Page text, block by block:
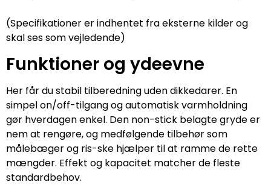
(Specifikationer er indhentet fra eksterne kilder og
skal ses som vejledende)
Funktioner og ydeevne
Her får du stabil tilberedning uden dikkedarer. En
simpel on/off-tilgang og automatisk varmholdning
gør hverdagen enkel. Den non-stick belagte gryde er
nem at rengøre, og medfølgende tilbehør som
målebæger og ris-ske hjælper til at ramme de rette
mængder. Effekt og kapacitet matcher de fleste
standardbehov.